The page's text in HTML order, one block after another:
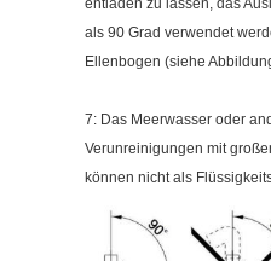
entladen zu lassen, das
als 90 Grad verwendet
Ellenbogen (siehe
7: Das Meerwasser oder
Verunreinigungen mit
können nicht als